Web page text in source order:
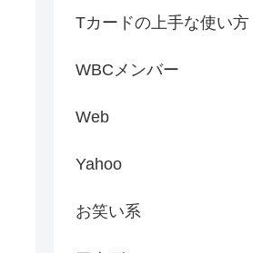
Tカードの上手な使い方
WBCメンバー
Web
Yahoo
お笑い系